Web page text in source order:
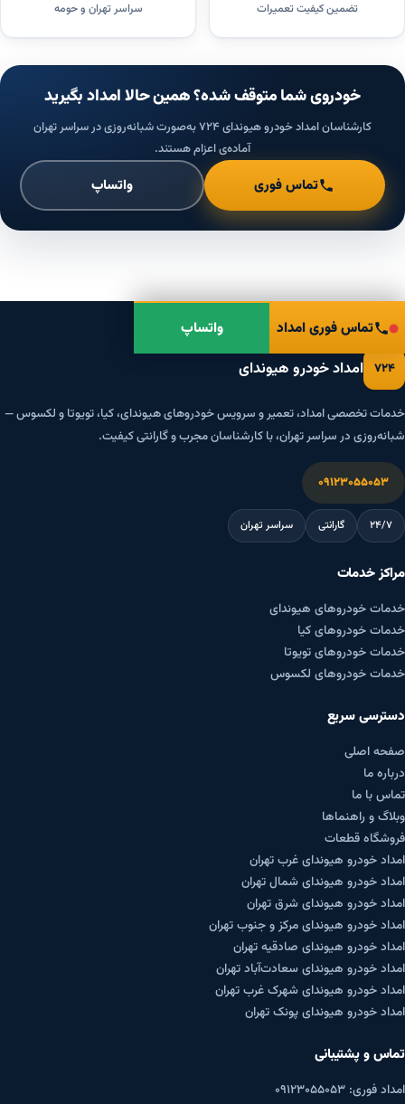
تضمین کیفیت تعمیرات سراسر تهران و حومه
خودروی شما متوقف شده؟ همین حالا امداد بگیرید
کارشناسان امداد خودرو هیوندای ۷۲۴ به‌صورت شبانه‌روزی در سراسر تهران
آماده‌ی اعزام هستند.
تماس فوری واتساپ
تماس فوری امداد واتساپ
۷۲۴ امداد خودرو هیوندای
خدمات تخصصی امداد، تعمیر و سرویس خودروهای هیوندای، کیا، تویوتا و لکسوس —
شبانه‌روزی در سراسر تهران، با کارشناسان مجرب و گارانتی کیفیت.
۰۹۱۲۳۰۵۵۰۵۳
۲۴/۷ گارانتی سراسر تهران
مراکز خدمات
خدمات خودروهای هیوندای
خدمات خودروهای کیا
خدمات خودروهای تویوتا
خدمات خودروهای لکسوس
دسترسی سریع
صفحه اصلی
درباره ما
تماس با ما
وبلاگ و راهنماها
فروشگاه قطعات
امداد خودرو هیوندای غرب تهران
امداد خودرو هیوندای شمال تهران
امداد خودرو هیوندای شرق تهران
امداد خودرو هیوندای مرکز و جنوب تهران
امداد خودرو هیوندای صادقیه تهران
امداد خودرو هیوندای سعادت‌آباد تهران
امداد خودرو هیوندای شهرک غرب تهران
امداد خودرو هیوندای پونک تهران
تماس و پشتیبانی
امداد فوری: ۰۹۱۲۳۰۵۵۰۵۳